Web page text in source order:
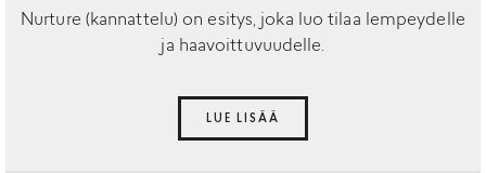
Nurture (kannattelu) on esitys, joka luo tilaa lempeydelle
ja haavoittuvuudelle.
LUE LISÄÄ